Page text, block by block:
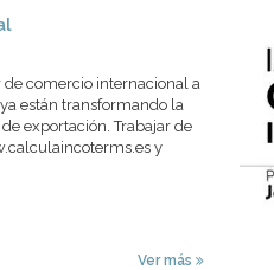
de comercio internacional a
están transformando la
exportación. Trabajar de
y
Ver más